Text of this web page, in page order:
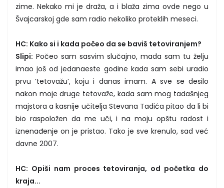
zime. Nekako mi je draža, a i blaža zima ovde nego u
Švajcarskoj gde sam radio nekoliko proteklih meseci.
HC: Kako si i kada počeo da se baviš tetoviranjem?
Slipi: Počeo sam sasvim slučajno, mada sam tu želju
imao još od jedanaeste godine kada sam sebi uradio
prvu ’tetovažu’, koju i danas imam. A sve se desilo
nakon moje druge tetovaže, kada sam mog tadašnjeg
majstora a kasnije učitelja Stevana Tadića pitao da li bi
bio raspoložen da me uči, i na moju opštu radost i
iznenađenje on je pristao. Tako je sve krenulo, sad već
davne 2007.
HC: Opiši nam proces tetoviranja, od početka do
kraja...